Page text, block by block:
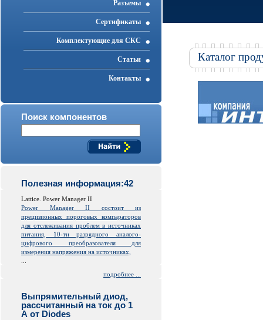
Разъемы
Cертификаты
Комплектующие для СКС
Статьи
Контакты
Поиск компонентов
Полезная информация:42
Lattice. Power Manager II
Power Manager II состоит из
прецизионных пороговых компараторов
для отслеживания проблем в источниках
питания, 10-ти разрядного аналого-
цифрового преобразователя для
измерения напряжения на источниках,
подробнее ...
Выпрямительный диод,
рассчитанный на ток до 1
А от Diodes
Каталог